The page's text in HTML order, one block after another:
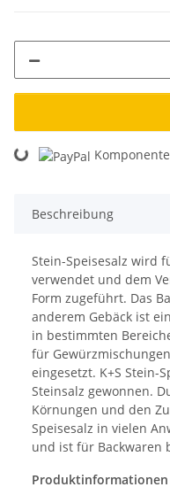
Loading...
Beschreibung
Stein-Speisesalz wird
verwendet und dem
Form zugeführt. Das
anderem Gebäck ist
in bestimmten
für
eingesetzt. K+S Stein-
Steinsalz gewonnen.
Körnungen und den
Speisesalz in vielen
und ist für Backwaren
Produktinformationen